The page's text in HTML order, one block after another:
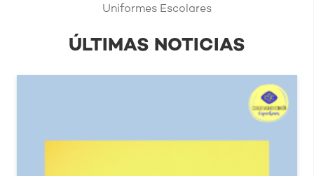
Uniformes Escolares
ÚLTIMAS NOTICIAS